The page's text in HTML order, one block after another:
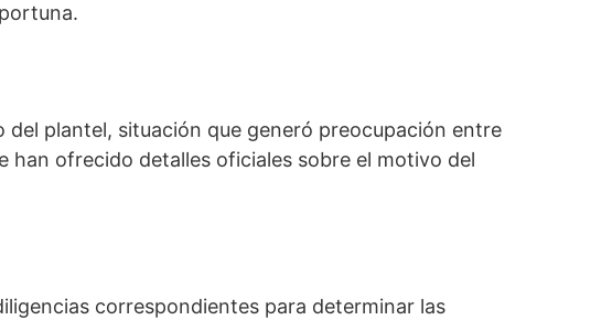
plantel, situación que generó preocupación entre
han ofrecido detalles oficiales sobre el motivo del
correspondientes para determinar las